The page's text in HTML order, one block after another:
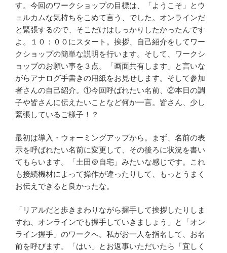
す。今回のワークショップの目標は、「ようこそ」とウ
ェルカムな気持ちをこめて言う、でした。オンラインだ
と緊張するので、そこだけはしっかりしたかったんです
よ。１０：００にスタート。挨拶、自己紹介をしてワー
クショップの簡単な説明を行います。そして、ワークシ
ョップのお願い事を３点。「画面共有します」と言いな
がらアナログ手書きの用紙をお見せします。そして参加
者さんの自己紹介。①今回呼ばれたい名前、②本日の調
子や皆さんに伝えたいことなど何か一言。皆さん、少し
緊張しているご様子！？
最初は導入・ウォーミングアップから。まず、名前の表
示を呼ばれたい名前に変更して、その後ろに状況を書い
てもらいます。「土田＠自宅」みたいな感じです。これ
も接続機材によって操作が違ったりして、もっとうまく
お伝えできると良かったな。
「リアルだと歩きまわりながら握手して挨拶したりしま
すね、オンラインでも握手していきましょう」と「オン
ライン握手」のワークへ。私がお一人を指名して、お名
前を呼びます。「はい」とお返事いただいたら「宜しく